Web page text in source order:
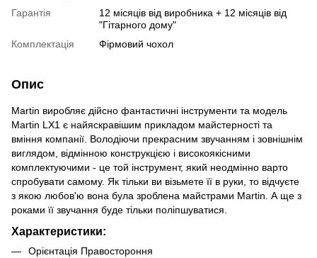
Гарантія
12 місяців від виробника + 12 місяців від
"Гітарного дому"
Комплектація
Фірмовий чохол
Опис
Martin виробляє дійсно фантастичні інструменти та модель
Martin LX1 є найяскравішим прикладом майстерності та
вміння компанії. Володіючи прекрасним звучанням і зовнішнім
виглядом, відмінною конструкцією і високоякісними
комплектуючими - це той інструмент, який неодмінно варто
спробувати самому. Як тільки ви візьмете її в руки, то відчуєте
з якою любов'ю вона була зроблена майстрами Martin. А ще з
роками її звучання буде тільки поліпшуватися.
Характеристики:
Орієнтація Правостороння